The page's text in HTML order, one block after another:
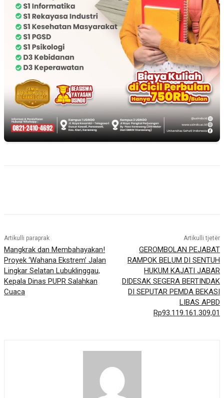
Artikulli paraprak
Mangkrak dan Membahayakan!
Proyek ‘Wahana Ekstrem’ Jalan
Lingkar Selatan Lubuklinggau,
Kepala Dinas PUPR Salahkan
Cuaca
Artikulli tjetër
GEROMBOLAN PEJABAT
RAMPOK BELUM DI SENTUH
HUKUM KAJATI JABAR
DIDESAK SEGERA BERTINDAK
DI SEPUTAR PEMDA BEKASI
LIBAS APBD
Rp93.119.161.309,01